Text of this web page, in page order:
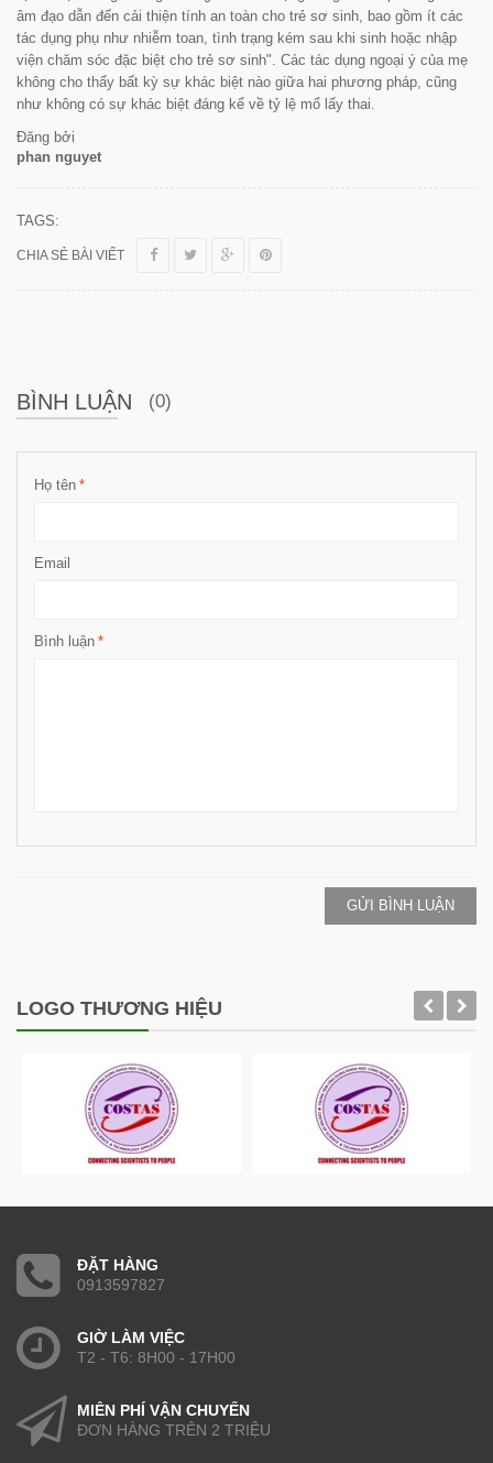
âm đạo dẫn đến cải thiện tính an toàn cho trẻ sơ sinh, bao gồm ít các
tác dụng phụ như nhiễm toan, tình trạng kém sau khi sinh hoặc nhập
viện chăm sóc đặc biệt cho trẻ sơ sinh". Các tác dụng ngoại ý của mẹ
không cho thấy bất kỳ sự khác biệt nào giữa hai phương pháp, cũng
như không có sự khác biệt đáng kể về tỷ lệ mổ lấy thai.
Đăng bởi
phan nguyet
TAGS:
CHIA SẺ BÀI VIẾT
BÌNH LUẬN (0)
*
Họ tên
Email
*
Bình luận
GỬI BÌNH LUẬN
LOGO THƯƠNG HIỆU
ĐẶT HÀNG
0913597827
GIỜ LÀM VIỆC
T2 - T6: 8H00 - 17H00
MIỄN PHÍ VẬN CHUYỂN
ĐƠN HÀNG TRÊN 2 TRIỆU